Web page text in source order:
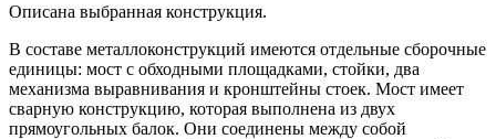
Описана выбранная конструкция.
В составе металлоконструкций имеются отдельные сборочные
единицы: мост с обходными площадками, стойки, два
механизма выравнивания и кронштейны стоек. Мост имеет
сварную конструкцию, которая выполнена из двух
прямоугольных балок. Они соединены между собой